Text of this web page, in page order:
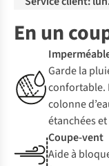
En un
Garde la
confortable.
colonne
étanchées
Coupe-vent
Aide à